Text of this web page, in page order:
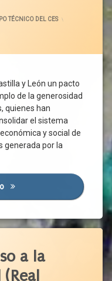
EL
TÉCNICO DEL CES
y León un pacto
de la generosidad
quienes han
el sistema
y social de
generada por la
Pacto Por La Recuperación
a la